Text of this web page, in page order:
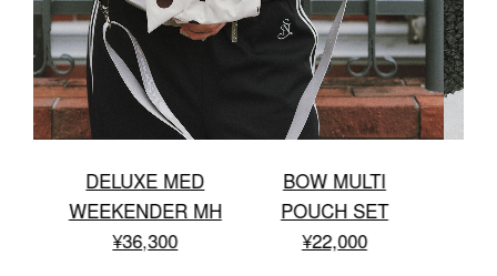
DELUXE MED WEEKENDER MH
¥36,300